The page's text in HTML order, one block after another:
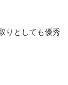
りとしても優秀